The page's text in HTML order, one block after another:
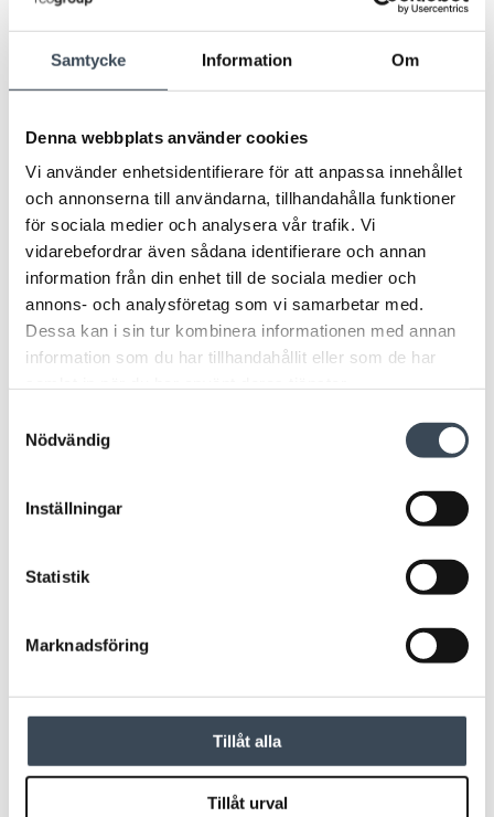
Samtycke Information Om
Denna webbplats använder cookies
Vi använder enhetsidentifierare för att anpassa innehållet
och annonserna till användarna, tillhandahålla funktioner
för sociala medier och analysera vår trafik. Vi
vidarebefordrar även sådana identifierare och annan
information från din enhet till de sociala medier och
annons- och analysföretag som vi samarbetar med.
Dessa kan i sin tur kombinera informationen med annan
information som du har tillhandahållit eller som de har
Nödvändig
Inställningar
Statistik
Marknadsföring
Tillåt alla
Tillåt urval
Benämning producent (SBSC) ECO 24V 5A M
TILLBEHÖR
Ack 12V 7,0Ah. 3-5 år Design Life Inkl. miljöavg